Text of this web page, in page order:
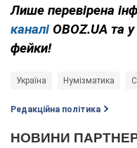
Лише перевірена
каналі OBOZ.UA та у
фейки!
Україна Нумізматика
Редакційна політика